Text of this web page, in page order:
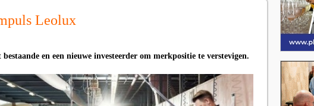
Leolux
en een nieuwe investeerder om merkpositie te verstevigen.